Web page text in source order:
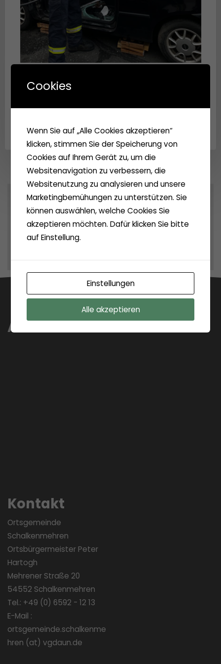
Archives
Archiv
Anfahrt
Kontakt
Ortsgemeinde
Schalkenmehren
Ortsbürgermeister Peter
Hartogh
Mehrener Straße 20
54552 Schalkenmehren
Tel.: +49 (0) 6592 - 12 13
E-Mail :
ortsgemeinde.schalkenme
hren (at) vgdaun.de
Cookies
Wenn Sie auf „Alle Cookies akzeptieren“
klicken, stimmen Sie der Speicherung von
Cookies auf Ihrem Gerät zu, um die
Websitenavigation zu verbessern, die
Websitenutzung zu analysieren und unsere
Marketingbemühungen zu unterstützen. Sie
können auswählen, welche Cookies Sie
akzeptieren möchten. Dafür klicken Sie bitte
auf Einstellung.
Einstellungen
Alle akzeptieren